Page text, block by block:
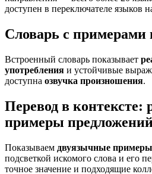
доступен в переключателе языков
Словарь с примерами
Встроенный словарь показывает
употребления и устойчивые
доступна озвучка произношения.
Перевод в контексте:
примеры
Показываем двуязычные
подсветкой искомого слова и его
точное значение и подходящие